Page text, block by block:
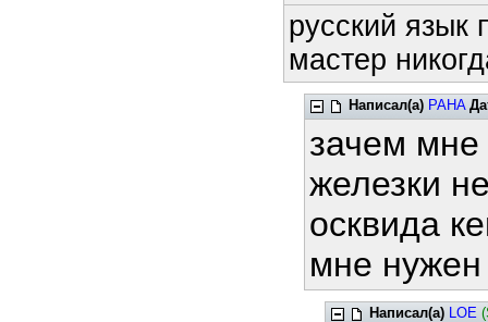
русский язык
мастер
Написал(а) PAHA
зачем мне
железки
осквида
мне нужен
Написал(а) LOE